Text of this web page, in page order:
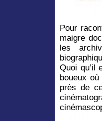
Pour
maigre
les
Quoi qu’il
boueux
près de